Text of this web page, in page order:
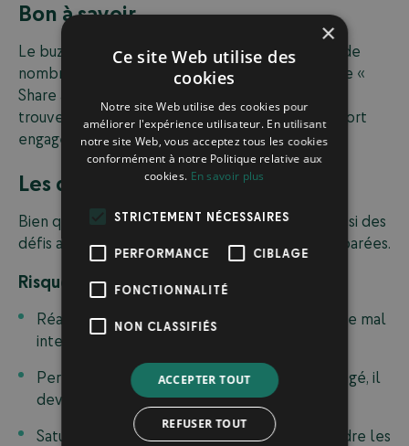
Bon à savoir
Le buzz marketing a été utilisé avec succès par de
nombreuses marques. Par exemple, la campagne «
Share a Coke » a permis aux consommateurs de
trouver des bouteilles à leur nom, générant un fort
engagement sur les réseaux sociaux.
Les défis du buzz marketing
Bien qu’efficace, le buzz marketing présente aussi des
défis auxquels les entreprises doivent être préparées.
Risques associés au buzz marketing
Réactions négatives : Une campagne peut être mal
interprétée et susciter des critiques
Perte de contrôle : Une fois le contenu partagé, il
devient difficile à maîtriser
Saturation du marché : Trop de buzz peut rendre les
×
Ce site Web utilise des
cookies
Notre site Web utilise des cookies pour
améliorer l'expérience utilisateur. En utilisant
notre site Web, vous acceptez tous les cookies
conformément à notre Politique relative aux
cookies. En savoir plus
STRICTEMENT NÉCESSAIRES
PERFORMANCE CIBLAGE
FONCTIONNALITÉ
NON CLASSIFIÉS
ACCEPTER TOUT
REFUSER TOUT